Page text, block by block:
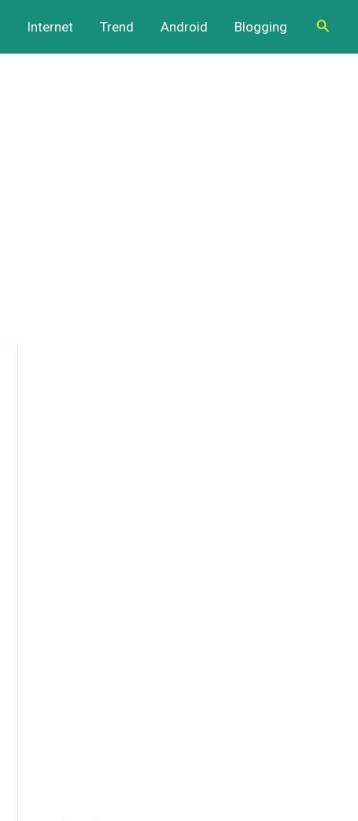
Internet Trend Android Blogging Cari